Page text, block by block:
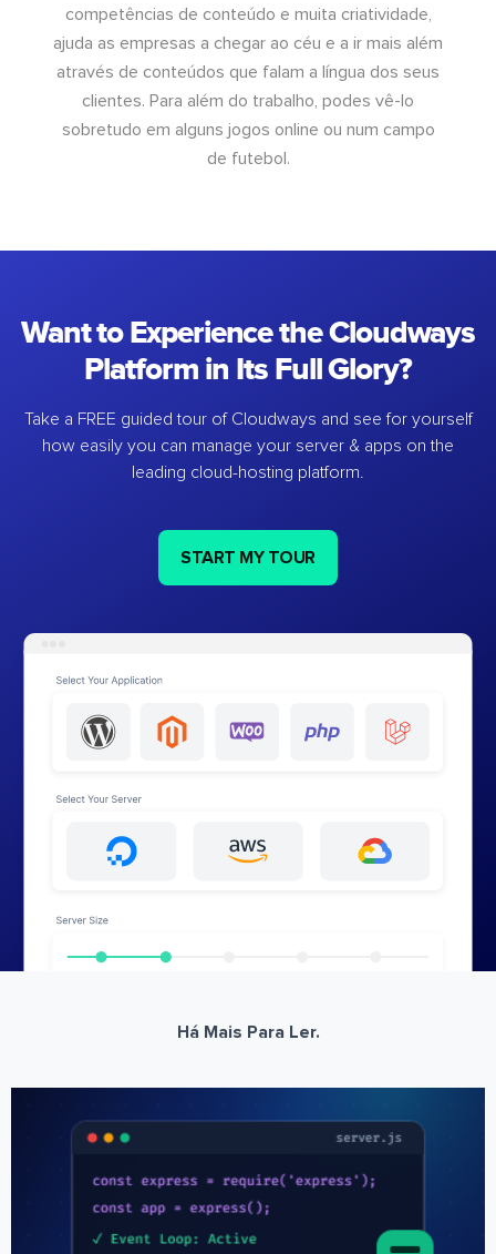
competências de conteúdo e muita criatividade,
ajuda as empresas a chegar ao céu e a ir mais além
através de conteúdos que falam a língua dos seus
clientes. Para além do trabalho, podes vê-lo
sobretudo em alguns jogos online ou num campo
de futebol.
Want to Experience the Cloudways
Platform in Its Full Glory?
Take a FREE guided tour of Cloudways and see for yourself
how easily you can manage your server & apps on the
leading cloud-hosting platform.
START MY TOUR
Há Mais Para Ler.